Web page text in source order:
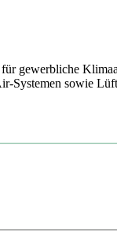
gewerbliche
Systemen sowie